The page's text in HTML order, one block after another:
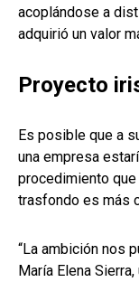
acoplándose a
adquirió un valor
Proyecto
Es posible que a
una empresa
procedimiento
trasfondo es más
“La ambición nos
María Elena